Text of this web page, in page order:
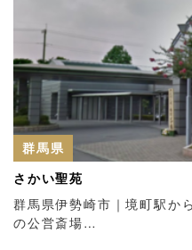
群馬県
さかい聖苑
群馬県伊勢崎市｜境町駅か
の公営斎場…